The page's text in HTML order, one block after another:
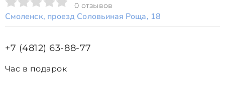
0 отзывов
Смоленск, проезд Соловьиная Роща, 18
+7 (4812) 63-88-77
Час в подарок